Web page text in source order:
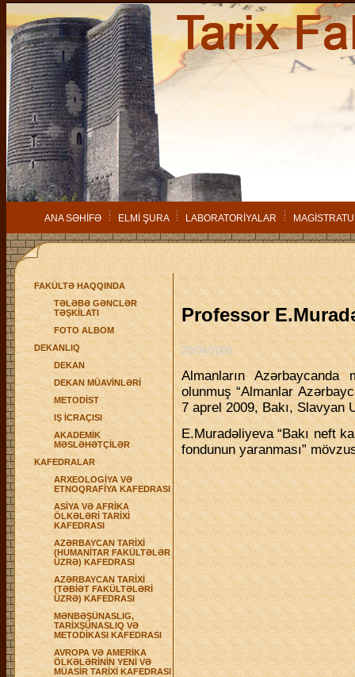
ANA SƏHİFƏ ELMİ ŞURA LABORATORİYALAR
FAKÜLTƏ HAQQINDA
TƏLƏBƏ GƏNCLƏR
TƏŞKİLATI
FOTO ALBOM
DEKANLIQ
DEKAN
DEKAN MÜAVİNLƏRİ
METODİST
IŞ İCRAÇISI
AKADEMİK
MƏSLƏHƏTÇİLƏR
KAFEDRALAR
ARXEOLOGİYA VƏ
ETNOQRAFİYA KAFEDRASI
ASİYA VƏ AFRİKA
ÖLKƏLƏRİ TARİXİ
KAFEDRASI
AZƏRBAYCAN TARİXİ
(HUMANİTAR FAKÜLTƏLƏR
ÜZRƏ) KAFEDRASI
AZƏRBAYCAN TARİXİ
(TƏBİƏT FAKÜLTƏLƏRİ
ÜZRƏ) KAFEDRASI
MƏNBƏŞÜNASLIG,
TARİXŞÜNASLIQ VƏ
METODİKASI KAFEDRASI
AVROPA VƏ AMERİKA
ÖLKƏLƏRİNİN YENİ VƏ
MÜASİR TARİXİ KAFEDRASI
Professor
20/04/2009
Almanların Azərbaycanda
olunmuş “Almanlar
7 aprel 2009, Bakı, Slavyan
E.Muradəliyeva “Bakı neft
fondunun yaranması”